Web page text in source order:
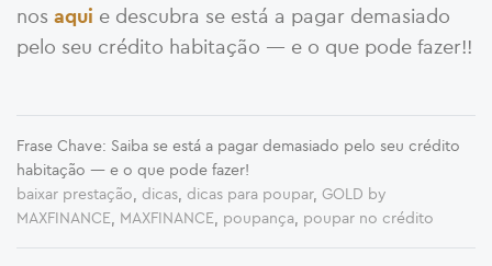
nos aqui e descubra se está a pagar demasiado
pelo seu crédito habitação — e o que pode fazer!!
Frase Chave: Saiba se está a pagar demasiado pelo seu crédito
habitação — e o que pode fazer!
baixar prestação, dicas, dicas para poupar, GOLD by
MAXFINANCE, MAXFINANCE, poupança, poupar no crédito